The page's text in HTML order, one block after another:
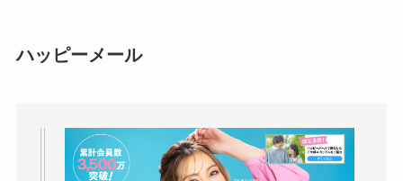
ハッピーメール